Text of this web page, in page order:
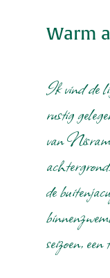
Douche &
Surroundset
TV met
Open
Tafel(s) met
Warm
Ik vind de
rustig
van
de
seizoen,